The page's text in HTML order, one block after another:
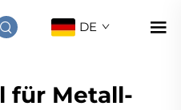
DE
für Metall-